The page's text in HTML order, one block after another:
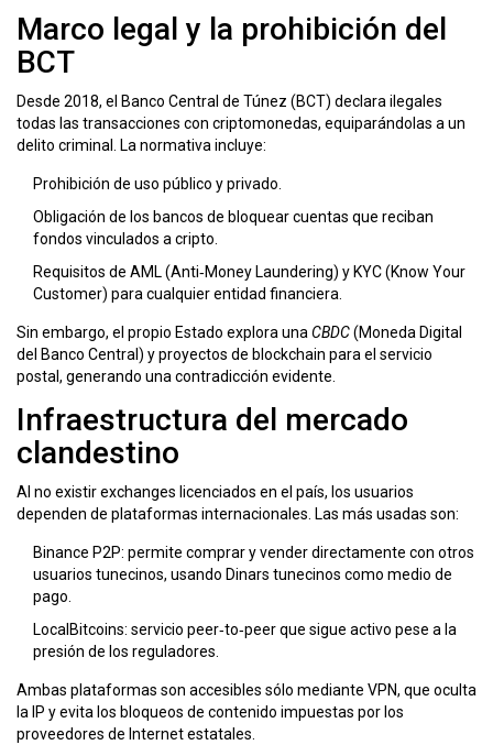
Marco legal y la prohibición del
BCT
Desde 2018, el Banco Central de Túnez (BCT) declara ilegales
todas las transacciones con criptomonedas, equiparándolas a un
delito criminal. La normativa incluye:
Prohibición de uso público y privado.
Obligación de los bancos de bloquear cuentas que reciban
fondos vinculados a cripto.
Requisitos de AML (Anti‑Money Laundering) y KYC (Know Your
Customer) para cualquier entidad financiera.
Sin embargo, el propio Estado explora una CBDC(Moneda Digital
del Banco Central) y proyectos de blockchain para el servicio
postal, generando una contradicción evidente.
Infraestructura del mercado
clandestino
Al no existir exchanges licenciados en el país, los usuarios
dependen de plataformas internacionales. Las más usadas son:
Binance P2P: permite comprar y vender directamente con otros
usuarios tunecinos, usando Dinars tunecinos como medio de
pago.
LocalBitcoins: servicio peer‑to‑peer que sigue activo pese a la
presión de los reguladores.
Ambas plataformas son accesibles sólo mediante VPN, que oculta
la IP y evita los bloqueos de contenido impuestas por los
proveedores de Internet estatales.